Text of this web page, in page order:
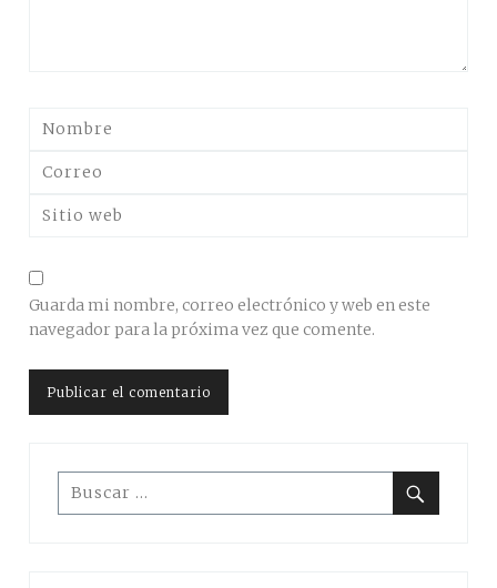
Guarda mi nombre, correo electrónico y web en este
navegador para la próxima vez que comente.
Buscar: